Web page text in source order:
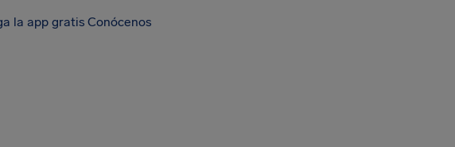
la app gratis Conócenos